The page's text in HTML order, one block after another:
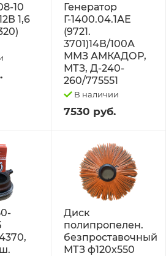
10
1,6
Генератор
Г-1400.04.1АЕ
(9721.
3701)14В/100А
ММЗ АМКАДОР,
МТЗ, Д-240-
260/775551
В наличии
7530 руб.
Диск
полипропелен.
безпроставочный
МТЗ ф120х550